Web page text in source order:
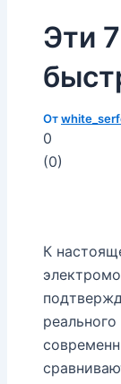
Эти
От
0
(0)
К